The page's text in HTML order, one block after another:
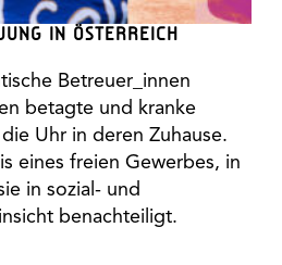
IN ÖSTERREICH
Betreuer_innen
betagte und kranke
Uhr in deren Zuhause.
eines freien Gewerbes, in
in sozial- und
benachteiligt.